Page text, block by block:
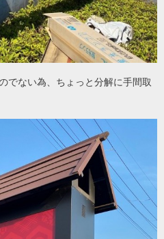
でない為、ちょっと分解に手間取